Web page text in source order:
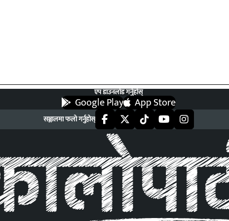
एप डाउनलोड गर्नुहोस्
Google Play App Store
सञ्जालमा फलो गर्नुहोस्